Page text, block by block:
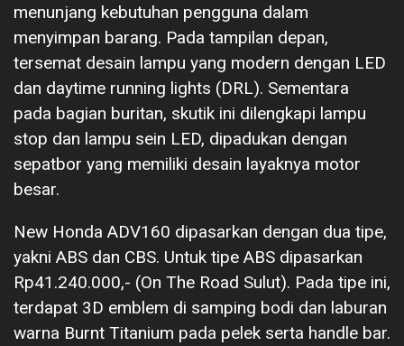
menunjang kebutuhan pengguna dalam
menyimpan barang. Pada tampilan depan,
tersemat desain lampu yang modern dengan LED
dan daytime running lights (DRL). Sementara
pada bagian buritan, skutik ini dilengkapi lampu
stop dan lampu sein LED, dipadukan dengan
sepatbor yang memiliki desain layaknya motor
besar.
New Honda ADV160 dipasarkan dengan dua tipe,
yakni ABS dan CBS. Untuk tipe ABS dipasarkan
Rp41.240.000,- (On The Road Sulut). Pada tipe ini,
terdapat 3D emblem di samping bodi dan laburan
warna Burnt Titanium pada pelek serta handle bar.